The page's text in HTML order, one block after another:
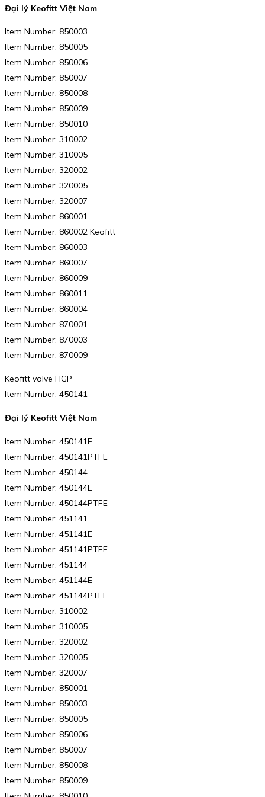
Đại lý Keofitt Việt Nam
Item Number: 850003
Item Number: 850005
Item Number: 850006
Item Number: 850007
Item Number: 850008
Item Number: 850009
Item Number: 850010
Item Number: 310002
Item Number: 310005
Item Number: 320002
Item Number: 320005
Item Number: 320007
Item Number: 860001
Item Number: 860002 Keofitt
Item Number: 860003
Item Number: 860007
Item Number: 860009
Item Number: 860011
Item Number: 860004
Item Number: 870001
Item Number: 870003
Item Number: 870009
Keofitt valve HGP
Item Number: 450141
Đại lý Keofitt Việt Nam
Item Number: 450141E
Item Number: 450141PTFE
Item Number: 450144
Item Number: 450144E
Item Number: 450144PTFE
Item Number: 451141
Item Number: 451141E
Item Number: 451141PTFE
Item Number: 451144
Item Number: 451144E
Item Number: 451144PTFE
Item Number: 310002
Item Number: 310005
Item Number: 320002
Item Number: 320005
Item Number: 320007
Item Number: 850001
Item Number: 850003
Item Number: 850005
Item Number: 850006
Item Number: 850007
Item Number: 850008
Item Number: 850009